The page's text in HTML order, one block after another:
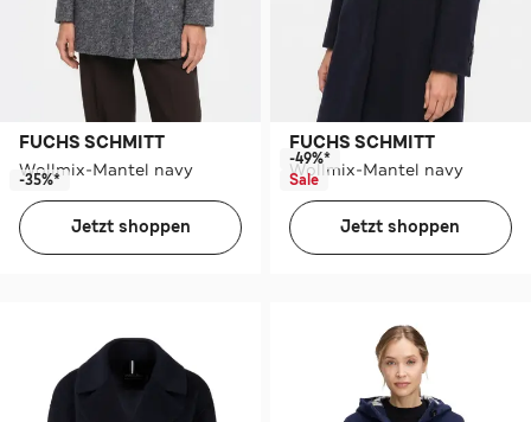
FUCHS SCHMITT
Wollmix-Mantel navy
-35%*
Jetzt shoppen
FUCHS SCHMITT
Wollmix-Mantel navy
-49%*
Sale
Jetzt shoppen